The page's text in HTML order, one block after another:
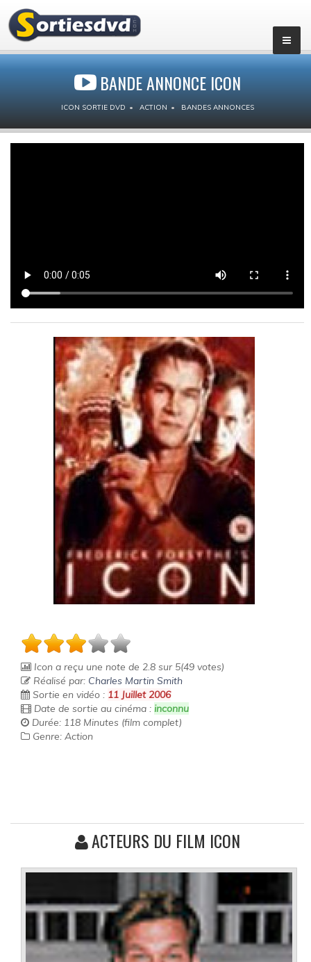
BANDE ANNONCE ICON
ICON SORTIE DVD ACTION BANDES ANNONCES
Icon a reçu une note de 2.8 sur 5(49 votes)
Réalisé par: Charles Martin Smith
Sortie en vidéo : 11 Juillet 2006
Date de sortie au cinéma : inconnu
Durée: 118 Minutes (film complet)
Genre: Action
ACTEURS DU FILM ICON